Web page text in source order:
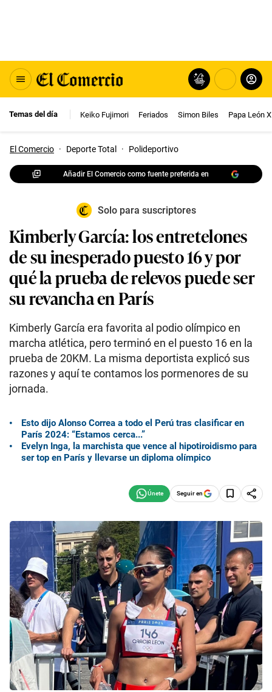
Temas del día Keiko Fujimori Feriados Simon Biles Papa León
El Comercio · Deporte Total · Polideportivo
Añadir El Comercio como fuente preferida en
Solo para suscriptores
Kimberly García: los entretelones
de su inesperado puesto 16 y por
qué la prueba de relevos puede ser
su revancha en París
Kimberly García era favorita al podio olímpico en
marcha atlética, pero terminó en el puesto 16 en la
prueba de 20KM. La misma deportista explicó sus
razones y aquí te contamos los pormenores de su
jornada.
Esto dijo Alonso Correa a todo el Perú tras clasificar en
París 2024: “Estamos cerca...”
Evelyn Inga, la marchista que vence al hipotiroidismo para
ser top en París y llevarse un diploma olímpico
Seguir en